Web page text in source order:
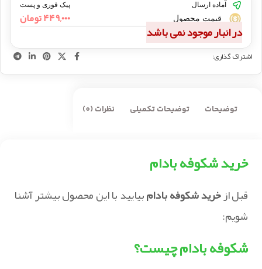
آماده ارسال پیک فوری و پست
قیمت محصول ۴۴۹,۰۰۰تومان
در انبار موجود نمی باشد
اشتراک گذاری:
توضیحات توضیحات تکمیلی نظرات (0)
خرید شکوفه بادام
قبل ازخرید شکوفه بادامبیایید با این محصول بیشتر آشنا
شویم:
شکوفه بادام چیست؟